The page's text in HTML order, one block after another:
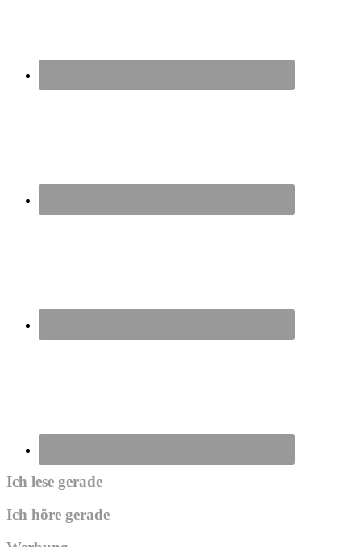
Ich lese gerade
Ich höre gerade